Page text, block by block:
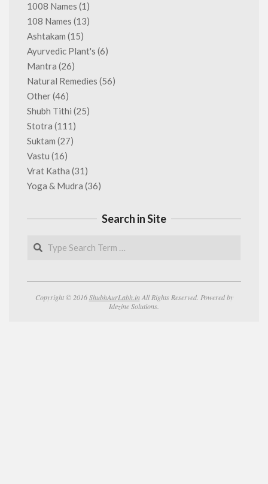
1008 Names (1)
108 Names (13)
Ashtakam (15)
Ayurvedic Plant's (6)
Mantra (26)
Natural Remedies (56)
Other(46)
Shubh Tithi (25)
Stotra (111)
Suktam (27)
Vastu (16)
Vrat Katha (31)
Yoga & Mudra (36)
Search in Site
Search
Copyright © 2016ShubhAurLabh.in All Rights Reserved. Powered by
Idezine Solutions.